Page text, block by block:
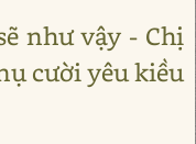
như vậy - Chị
cười yêu kiều